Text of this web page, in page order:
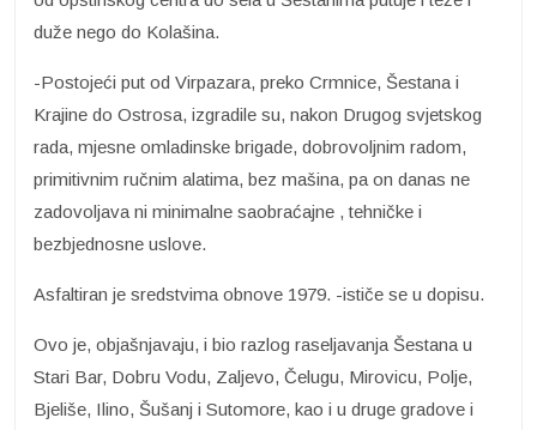
duže nego do Kolašina.
-Postojeći put od Virpazara, preko Crmnice, Šestana i
Krajine do Ostrosa, izgradile su, nakon Drugog svjetskog
rada, mjesne omladinske brigade, dobrovoljnim radom,
primitivnim ručnim alatima, bez mašina, pa on danas ne
zadovoljava ni minimalne saobraćajne , tehničke i
bezbjednosne uslove.
Asfaltiran je sredstvima obnove 1979. -ističe se u dopisu.
Ovo je, objašnjavaju, i bio razlog raseljavanja Šestana u
Stari Bar, Dobru Vodu, Zaljevo, Čelugu, Mirovicu, Polje,
Bjeliše, Ilino, Šušanj i Sutomore, kao i u druge gradove i